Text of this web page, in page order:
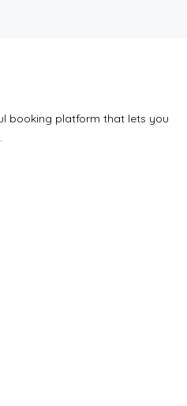
booking platform that lets you